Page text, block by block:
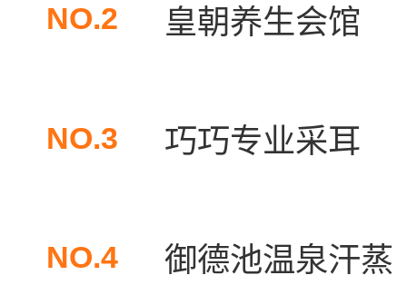
NO.2 皇朝养生会馆
NO.3 巧巧专业采耳
NO.4 御德池温泉汗蒸